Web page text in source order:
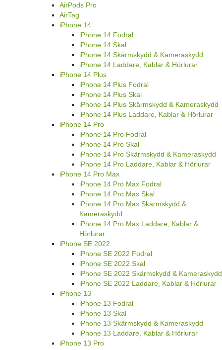
AirPods Pro
AirTag
iPhone 14
iPhone 14 Fodral
iPhone 14 Skal
iPhone 14 Skärmskydd & Kameraskydd
iPhone 14 Laddare, Kablar & Hörlurar
iPhone 14 Plus
iPhone 14 Plus Fodral
iPhone 14 Plus Skal
iPhone 14 Plus Skärmskydd & Kameraskydd
iPhone 14 Plus Laddare, Kablar & Hörlurar
iPhone 14 Pro
iPhone 14 Pro Fodral
iPhone 14 Pro Skal
iPhone 14 Pro Skärmskydd & Kameraskydd
iPhone 14 Pro Laddare, Kablar & Hörlurar
iPhone 14 Pro Max
iPhone 14 Pro Max Fodral
iPhone 14 Pro Max Skal
iPhone 14 Pro Max Skärmskydd &
Kameraskydd
iPhone 14 Pro Max Laddare, Kablar &
Hörlurar
iPhone SE 2022
iPhone SE 2022 Fodral
iPhone SE 2022 Skal
iPhone SE 2022 Skärmskydd & Kameraskydd
iPhone SE 2022 Laddare, Kablar & Hörlurar
iPhone 13
iPhone 13 Fodral
iPhone 13 Skal
iPhone 13 Skärmskydd & Kameraskydd
iPhone 13 Laddare, Kablar & Hörlurar
iPhone 13 Pro